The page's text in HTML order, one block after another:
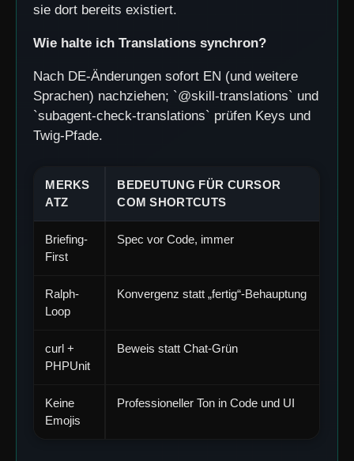
sie dort bereits existiert.
Wie halte ich Translations synchron?
Nach DE-Änderungen sofort EN (und weitere
Sprachen) nachziehen; `@skill-translations` und
`subagent-check-translations` prüfen Keys und
Twig-Pfade.
MERKS
ATZ
BEDEUTUNG FÜR CURSOR
COM SHORTCUTS
Briefing-
First
Spec vor Code, immer
Ralph-
Loop
Konvergenz statt „fertig“-Behauptung
curl +
PHPUnit
Beweis statt Chat-Grün
Keine
Emojis
Professioneller Ton in Code und UI